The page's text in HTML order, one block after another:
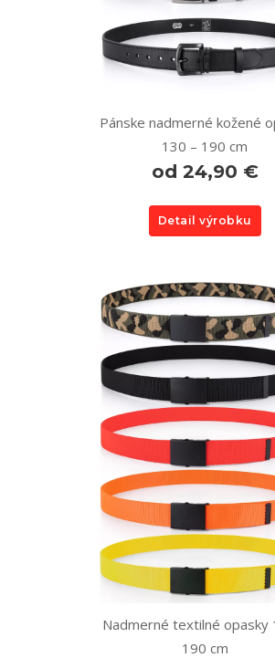
Pánske nadmerné kožené
130 – 190 cm
od 24,90 €
Detail výrobku
Nadmerné textilné opasky
190 cm